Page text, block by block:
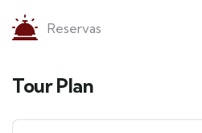
Reservas
Tour Plan